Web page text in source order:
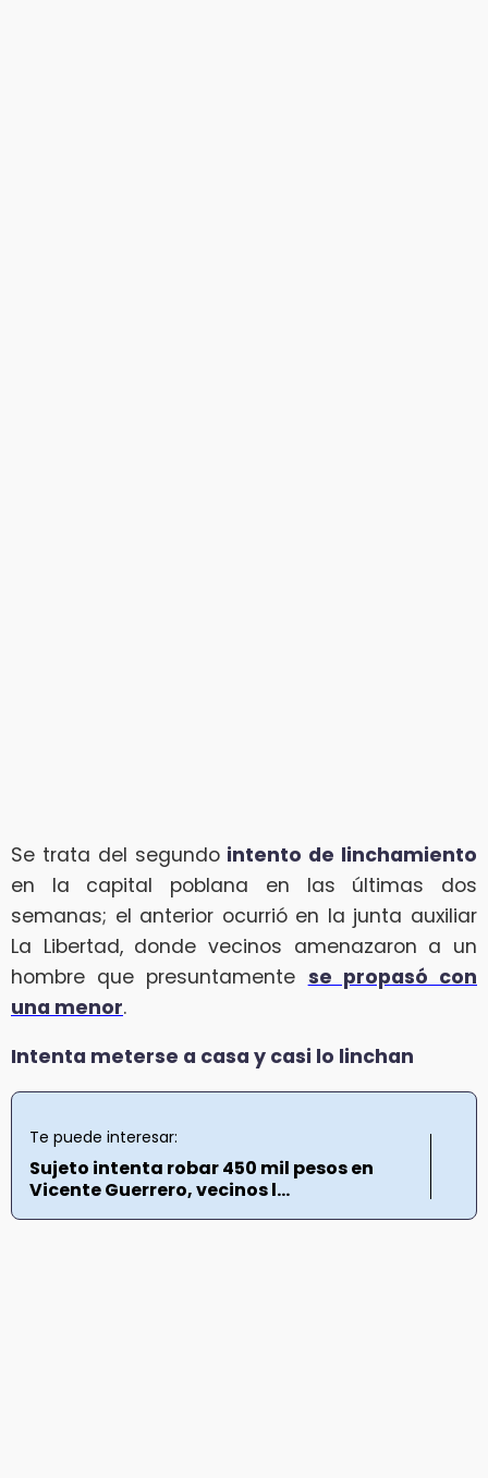
Se trata del segundo intento de linchamiento
en la capital poblana en las últimas dos
semanas; el anterior ocurrió en la junta auxiliar
La Libertad, donde vecinos amenazaron a un
hombre que presuntamente se propasó con
una menor.
Intenta meterse a casa y casi lo linchan
Te puede interesar:
Sujeto intenta robar 450 mil pesos en
Vicente Guerrero, vecinos l...